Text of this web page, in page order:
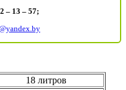
– 13 – 57;
18 литров